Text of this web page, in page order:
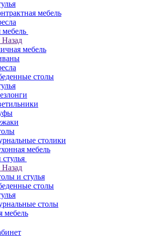
мебель
мебель
Назад
мебель
столы
столики
мебель
Назад
и стулья
столы
столы
мебель